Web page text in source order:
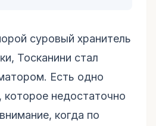
суровый хранитель
Тосканини стал
Есть одно
которое недостаточно
когда по